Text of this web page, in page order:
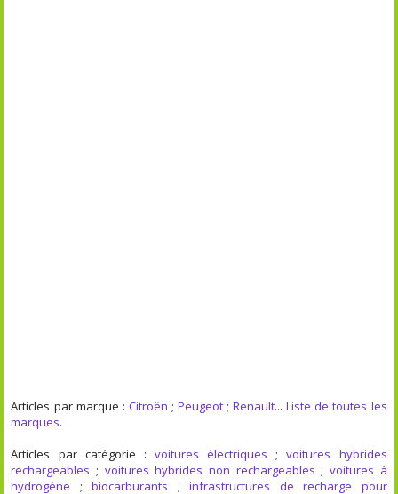
Articles par marque : Citroën ; Peugeot ;Renault...Liste de toutes les
marques.
Articles par catégorie : voitures électriques ;voitures hybrides
rechargeables ; voitures hybrides non rechargeables ; voitures à
hydrogène ;biocarburants ;infrastructures de recharge pour